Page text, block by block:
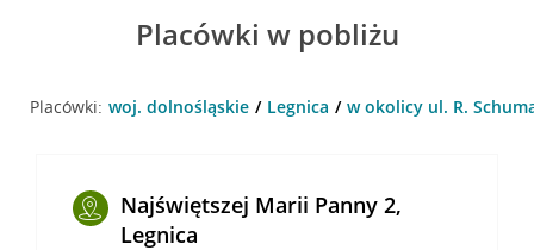
Placówki w pobliżu
Placówki: woj. dolnośląskie Legnica w okolicy ul. R.
Najświętszej Marii Panny 2,
Legnica